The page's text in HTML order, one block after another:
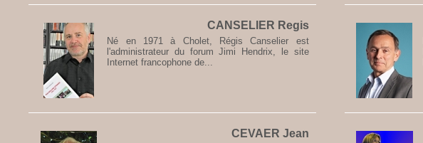
CANSELIER Regis
Né en 1971 à Cholet, Régis Canselier est
l'administrateur du forum Jimi Hendrix, le site
Internet francophone de...
CEVAER Jean